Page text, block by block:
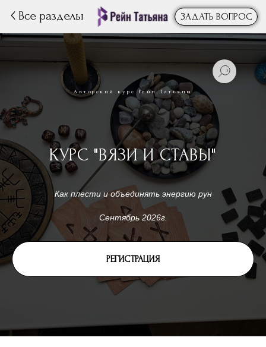
Все разделы ЗАДАТЬ ВОПРОС
Авторский курс Рейн Татьяны
КУРС "ВЯЗИ И СТАВЫ"
Как плести и объединять энергию рун
Сентябрь 2026г.
РЕГИСТРАЦИЯ